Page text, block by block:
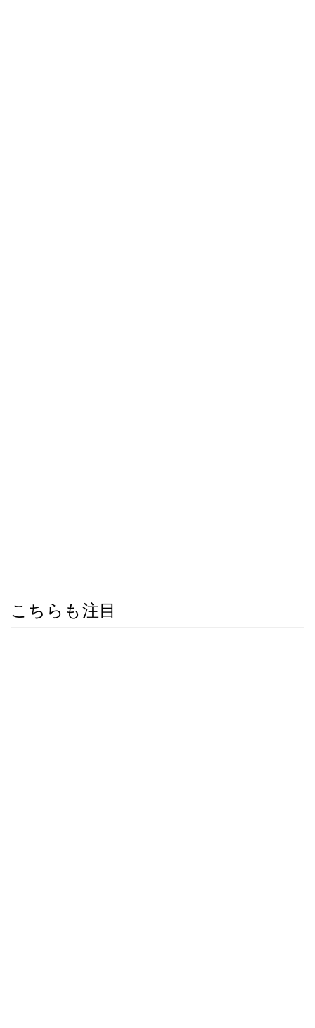
こちらも注目